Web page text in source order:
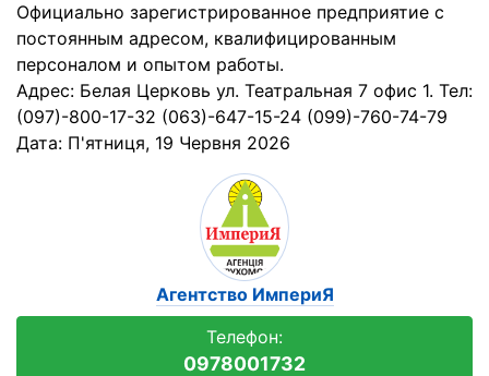
Официально зарегистрированное предприятие с
постоянным адресом, квалифицированным
персоналом и опытом работы.
Адрес: Белая Церковь ул. Театральная 7 офис 1. Тел:
(097)-800-17-32 (063)-647-15-24 (099)-760-74-79
Дата: П'ятниця, 19 Червня 2026
Агентство ИмпериЯ
Телефон:
0978001732